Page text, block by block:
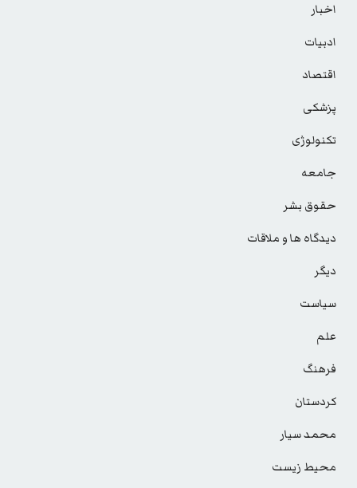
اخبار
ادبیات
اقتصاد
پزشکی
تکنولوژی
جامعه
حقوق بشر
دیدگاه ها و ملاقات
دیگر
سیاست
علم
فرهنگ
کردستان
محمد سیار
محیط زیست